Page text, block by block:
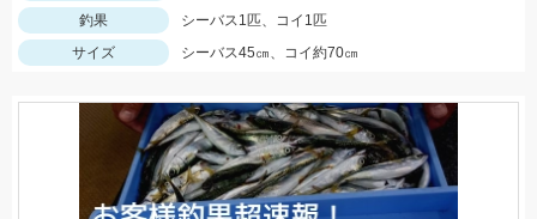
釣果
シーバス1匹、コイ1匹
サイズ
シーバス45㎝、コイ約70㎝